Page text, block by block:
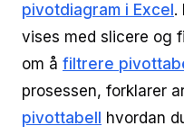
pivotdiagram i Excel .
vises med slicere og
om å filtrere
prosessen, forklarer
pivottabell
hvordan